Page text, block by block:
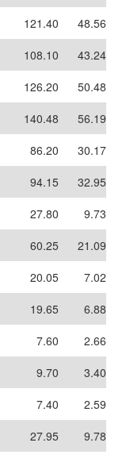
121.40
48.56
108.10
43.24
126.20
50.48
140.48
56.19
86.20
30.17
94.15
32.95
27.80
9.73
60.25
21.09
20.05
7.02
19.65
6.88
7.60
2.66
9.70
3.40
7.40
2.59
27.95
9.78